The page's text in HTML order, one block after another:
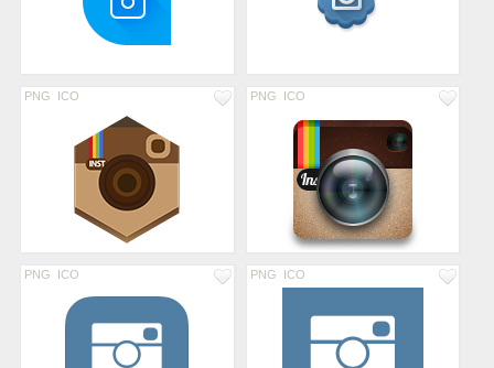
PNG ICO PNG ICO
PNG ICO PNG ICO